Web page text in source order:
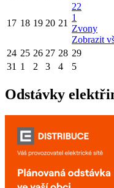
17 18 19 20 21
22
1
Zvony
Zobrazit
24 25 26 27 28 29
31 1 2 3 4 5
Odstávky